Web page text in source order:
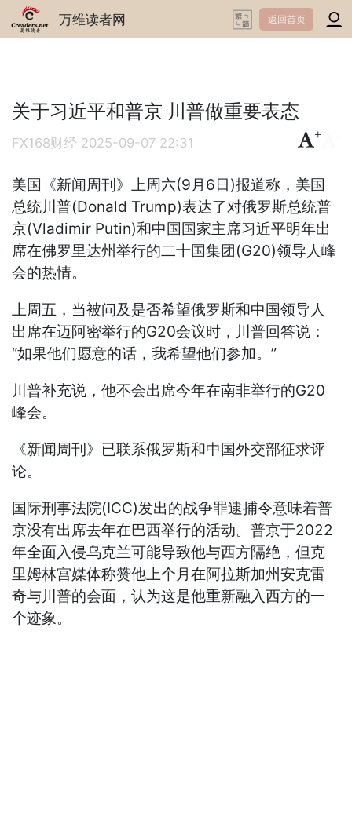
万维读者网 返回首页
关于习近平和普京 川普做重要表态
FX168财经 2025-09-07 22:31
+
美国《新闻周刊》上周六(9月6日)报道称，美国
总统川普(Donald Trump)表达了对俄罗斯总统普
京(Vladimir Putin)和中国国家主席习近平明年出
席在佛罗里达州举行的二十国集团(G20)领导人峰
会的热情。
上周五，当被问及是否希望俄罗斯和中国领导人
出席在迈阿密举行的G20会议时，川普回答说：
“如果他们愿意的话，我希望他们参加。”
川普补充说，他不会出席今年在南非举行的G20
峰会。
《新闻周刊》已联系俄罗斯和中国外交部征求评
论。
国际刑事法院(ICC)发出的战争罪逮捕令意味着普
京没有出席去年在巴西举行的活动。普京于2022
年全面入侵乌克兰可能导致他与西方隔绝，但克
里姆林宫媒体称赞他上个月在阿拉斯加州安克雷
奇与川普的会面，认为这是他重新融入西方的一
个迹象。